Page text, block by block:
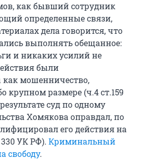
как бывший сотрудник
определенные связи,
дела говорится, что
выполнять обещанное:
и никаких усилий не
были
мошенничество,
крупном размере (ч.4 ст.159
суд по одному
Хомякова оправдал, по
его действия на
УК РФ). Криминальный
свободу.